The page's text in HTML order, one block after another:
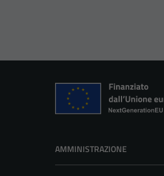
AMMINISTRAZIONE